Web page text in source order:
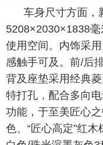
车身尺寸方面，
5208×2030×1838
使用空间。内饰采
感触手可及。前/后
背及座垫采用经典
特打孔，配合多向
功能，于至美匠心
色、“匠心高定”红